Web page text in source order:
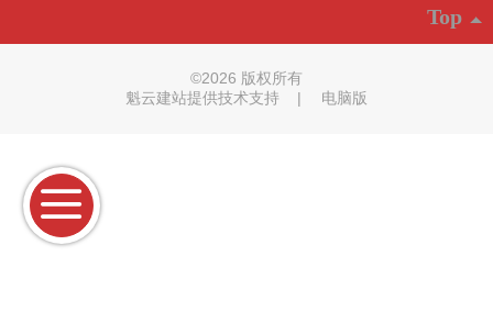
Top
©2026 版权所有
魁云建站提供技术支持
| 电脑版